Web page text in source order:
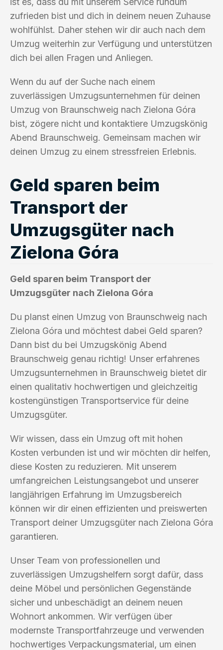
zufrieden bist und dich in deinem neuen Zuhause
wohlfühlst. Daher stehen wir dir auch nach dem
Umzug weiterhin zur Verfügung und unterstützen
dich bei allen Fragen und Anliegen.
Wenn du auf der Suche nach einem
zuverlässigen Umzugsunternehmen für deinen
Umzug von Braunschweig nach Zielona Góra
bist, zögere nicht und kontaktiere Umzugskönig
Abend Braunschweig. Gemeinsam machen wir
deinen Umzug zu einem stressfreien Erlebnis.
Geld sparen beim
Transport der
Umzugsgüter nach
Zielona Góra
Geld sparen beim Transport der
Umzugsgüter nach Zielona Góra
Du planst einen Umzug von Braunschweig nach
Zielona Góra und möchtest dabei Geld sparen?
Dann bist du bei Umzugskönig Abend
Braunschweig genau richtig! Unser erfahrenes
Umzugsunternehmen in Braunschweig bietet dir
einen qualitativ hochwertigen und gleichzeitig
kostengünstigen Transportservice für deine
Umzugsgüter.
Wir wissen, dass ein Umzug oft mit hohen
Kosten verbunden ist und wir möchten dir helfen,
diese Kosten zu reduzieren. Mit unserem
umfangreichen Leistungsangebot und unserer
langjährigen Erfahrung im Umzugsbereich
können wir dir einen effizienten und preiswerten
Transport deiner Umzugsgüter nach Zielona Góra
garantieren.
Unser Team von professionellen und
zuverlässigen Umzugshelfern sorgt dafür, dass
deine Möbel und persönlichen Gegenstände
sicher und unbeschädigt an deinem neuen
Wohnort ankommen. Wir verfügen über
modernste Transportfahrzeuge und verwenden
hochwertiges Verpackungsmaterial, um einen